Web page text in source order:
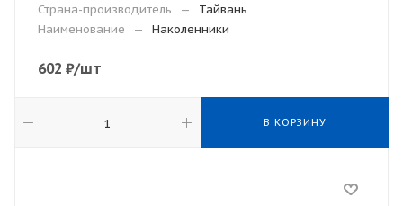
Страна-производитель
—
Тайвань
Наименование
— Наколенники
602 ₽/шт
В КОРЗИНУ